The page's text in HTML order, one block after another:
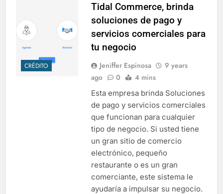
CRÉDITO
Tidal Commerce, brinda
soluciones de pago y
servicios comerciales para
tu negocio
Jeniffer Espinosa
9 years
ago
0 4 mins
Esta empresa brinda Soluciones
de pago y servicios comerciales
que funcionan para cualquier
tipo de negocio. Si usted tiene
un gran sitio de comercio
electrónico, pequeño
restaurante o es un gran
comerciante, este sistema le
ayudaría a impulsar su negocio.